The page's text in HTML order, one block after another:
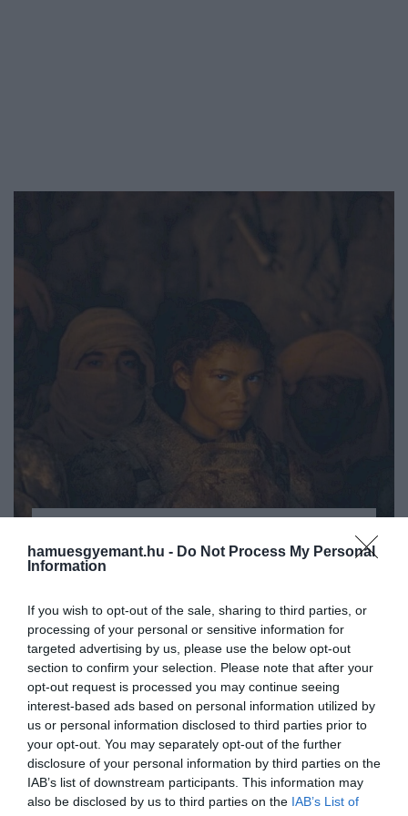
hamuesgyemant.hu - Do Not Process My Personal
Information
If you wish to opt-out of the sale, sharing to third parties, or
processing of your personal or sensitive information for
targeted advertising by us, please use the below opt-out
section to confirm your selection. Please note that after your
opt-out request is processed you may continue seeing
interest-based ads based on personal information utilized by
us or personal information disclosed to third parties prior to
your opt-out. You may separately opt-out of the further
disclosure of your personal information by third parties on the
IAB’s list of downstream participants. This information may
also be disclosed by us to third parties on the IAB’s List of
Az idei év talán legnagyobb mozis
részt Denis Villeneuve és operatőre, Greig
Fraser szinte az utolsó képkockáig
megtervezte. Egy nagyon hangsúlyos
részlet azonban csupán a véletlennek
köszönhetően került bele a film végső
változatába – ugyanis a csapat egyáltalán…
A Dűne 2 forgatása alatt zajló
GERLEI DÁVID